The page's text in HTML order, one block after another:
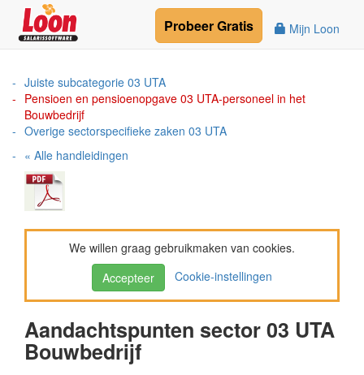
Mijn Loon
ProbeerGratis
Juiste subcategorie 03 UTA
Pensioen en pensioenopgave 03 UTA-personeel in het
Bouwbedrijf
Overige sectorspecifieke zaken 03 UTA
« Alle handleidingen
We willen graag gebruikmaken van cookies.
Accepteer
Cookie-instellingen
Aandachtspunten sector 03 UTA
Bouwbedrijf